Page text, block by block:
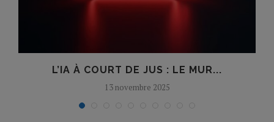
L’IA À COURT DE JUS : LE MUR...
13 novembre 2025